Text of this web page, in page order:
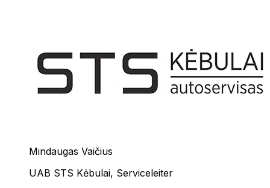
Mindaugas Vaičius
UAB STS Kėbulai, Serviceleiter